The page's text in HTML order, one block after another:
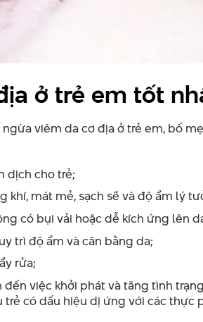
ở trẻ em tốt
viêm da cơ địa ở trẻ em, bố
dịch cho trẻ;
mát mẻ, sạch sẽ và độ ẩm lý
có bụi vải hoặc dễ kích ứng lên
trì độ ẩm và cân bằng da;
rửa;
việc khởi phát và tăng tình
trẻ có dấu hiệu dị ứng với các thực